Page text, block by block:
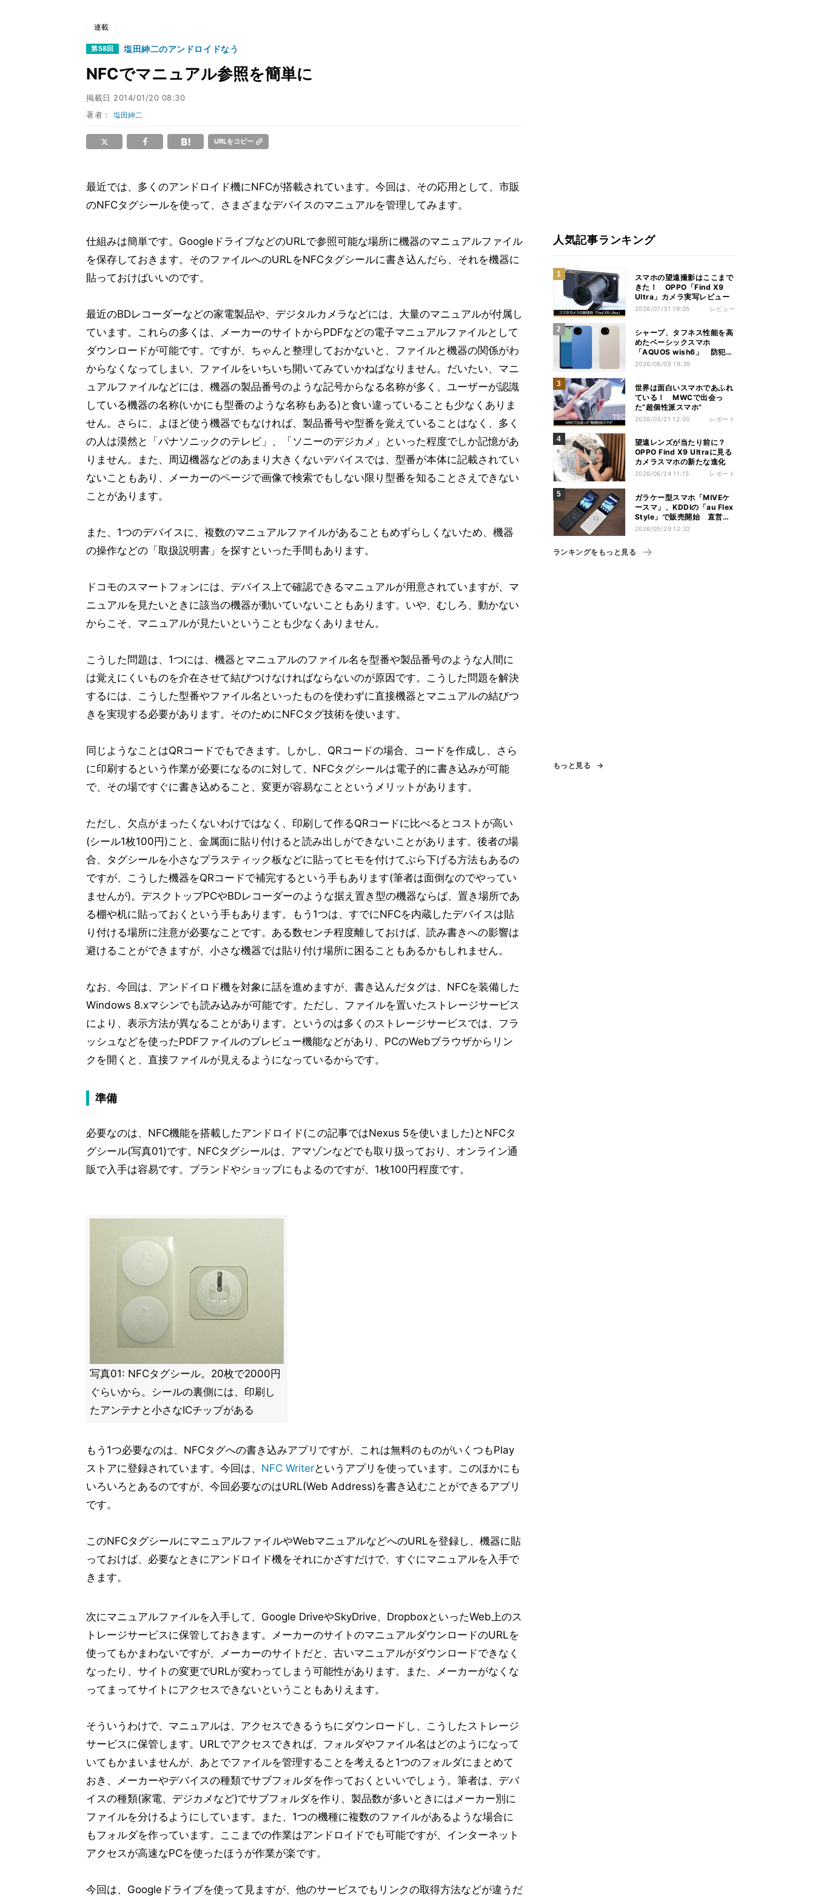
連載
第58回 塩田紳二のアンドロイドなう
NFCでマニュアル参照を簡単に
掲載日 2014/01/20 08:30
著者：塩田紳二
URLをコピー
最近では、多くのアンドロイド機にNFCが搭載されています。今回は、その応用として、市販
のNFCタグシールを使って、さまざまなデバイスのマニュアルを管理してみます。
仕組みは簡単です。GoogleドライブなどのURLで参照可能な場所に機器のマニュアルファイル
を保存しておきます。そのファイルへのURLをNFCタグシールに書き込んだら、それを機器に
貼っておけばいいのです。
最近のBDレコーダーなどの家電製品や、デジタルカメラなどには、大量のマニュアルが付属し
ています。これらの多くは、メーカーのサイトからPDFなどの電子マニュアルファイルとして
ダウンロードが可能です。ですが、ちゃんと整理しておかないと、ファイルと機器の関係がわ
からなくなってしまい、ファイルをいちいち開いてみていかねばなりません。だいたい、マニ
ュアルファイルなどには、機器の製品番号のような記号からなる名称が多く、ユーザーが認識
している機器の名称(いかにも型番のような名称もある)と食い違っていることも少なくありま
せん。さらに、よほど使う機器でもなければ、製品番号や型番を覚えていることはなく、多く
の人は漠然と「パナソニックのテレビ」、「ソニーのデジカメ」といった程度でしか記憶があ
りません。また、周辺機器などのあまり大きくないデバイスでは、型番が本体に記載されてい
ないこともあり、メーカーのページで画像で検索でもしない限り型番を知ることさえできない
ことがあります。
また、1つのデバイスに、複数のマニュアルファイルがあることもめずらしくないため、機器
の操作などの「取扱説明書」を探すといった手間もあります。
ドコモのスマートフォンには、デバイス上で確認できるマニュアルが用意されていますが、マ
ニュアルを見たいときに該当の機器が動いていないこともあります。いや、むしろ、動かない
からこそ、マニュアルが見たいということも少なくありません。
こうした問題は、1つには、機器とマニュアルのファイル名を型番や製品番号のような人間に
は覚えにくいものを介在させて結びつけなければならないのが原因です。こうした問題を解決
するには、こうした型番やファイル名といったものを使わずに直接機器とマニュアルの結びつ
きを実現する必要があります。そのためにNFCタグ技術を使います。
同じようなことはQRコードでもできます。しかし、QRコードの場合、コードを作成し、さら
に印刷するという作業が必要になるのに対して、NFCタグシールは電子的に書き込みが可能
で、その場ですぐに書き込めること、変更が容易なことというメリットがあります。
ただし、欠点がまったくないわけではなく、印刷して作るQRコードに比べるとコストが高い
(シール1枚100円)こと、金属面に貼り付けると読み出しができないことがあります。後者の場
合、タグシールを小さなプラスティック板などに貼ってヒモを付けてぶら下げる方法もあるの
ですが、こうした機器をQRコードで補完するという手もあります(筆者は面倒なのでやってい
ませんが)。デスクトップPCやBDレコーダーのような据え置き型の機器ならば、置き場所であ
る棚や机に貼っておくという手もあります。もう1つは、すでにNFCを内蔵したデバイスは貼
り付ける場所に注意が必要なことです。ある数センチ程度離しておけば、読み書きへの影響は
避けることができますが、小さな機器では貼り付け場所に困ることもあるかもしれません。
なお、今回は、アンドイロド機を対象に話を進めますが、書き込んだタグは、NFCを装備した
Windows 8.xマシンでも読み込みが可能です。ただし、ファイルを置いたストレージサービス
により、表示方法が異なることがあります。というのは多くのストレージサービスでは、フラ
ッシュなどを使ったPDFファイルのプレビュー機能などがあり、PCのWebブラウザからリン
クを開くと、直接ファイルが見えるようになっているからです。
準備
必要なのは、NFC機能を搭載したアンドロイド(この記事ではNexus 5を使いました)とNFCタ
グシール(写真01)です。NFCタグシールは、アマゾンなどでも取り扱っており、オンライン通
販で入手は容易です。ブランドやショップにもよるのですが、1枚100円程度です。
写真01: NFCタグシール。20枚で2000円
ぐらいから。シールの裏側には、印刷し
たアンテナと小さなICチップがある
もう1つ必要なのは、NFCタグへの書き込みアプリですが、これは無料のものがいくつもPlay
ストアに登録されています。今回は、 NFC Writerというアプリを使っています。このほかにも
いろいろとあるのですが、今回必要なのはURL(Web Address)を書き込むことができるアプリ
です。
このNFCタグシールにマニュアルファイルやWebマニュアルなどへのURLを登録し、機器に貼
っておけば、必要なときにアンドロイド機をそれにかざすだけで、すぐにマニュアルを入手で
きます。
次にマニュアルファイルを入手して、Google DriveやSkyDrive、DropboxといったWeb上のス
トレージサービスに保管しておきます。メーカーのサイトのマニュアルダウンロードのURLを
使ってもかまわないですが、メーカーのサイトだと、古いマニュアルがダウンロードできなく
なったり、サイトの変更でURLが変わってしまう可能性があります。また、メーカーがなくな
ってまってサイトにアクセスできないということもありえます。
そういうわけで、マニュアルは、アクセスできるうちにダウンロードし、こうしたストレージ
サービスに保管します。URLでアクセスできれば、フォルダやファイル名はどのようになって
いてもかまいませんが、あとでファイルを管理することを考えると1つのフォルダにまとめて
おき、メーカーやデバイスの種類でサブフォルダを作っておくといいでしょう。筆者は、デバ
イスの種類(家電、デジカメなど)でサブフォルダを作り、製品数が多いときにはメーカー別に
ファイルを分けるようにしています。また、1つの機種に複数のファイルがあるような場合に
もフォルダを作っています。ここまでの作業はアンドロイドでも可能ですが、インターネット
アクセスが高速なPCを使ったほうが作業が楽です。
今回は、Googleドライブを使って見ますが、他のサービスでもリンクの取得方法などが違うだ
人気記事ランキング
スマホの望遠撮影はここまで
きた！ OPPO「Find X9
Ultra」カメラ実写レビュー
2026/07/31 19:05 レビュー
シャープ、タフネス性能を高
めたベーシックスマホ
「AQUOS wish6」 防犯性
能も充実
2026/08/05 18:39
世界は面白いスマホであふれ
ている！ MWCで出会っ
た“超個性派スマホ”
2026/03/21 12:00 レポート
望遠レンズが当たり前に？
OPPO Find X9 Ultraに見る
カメラスマホの新たな進化
2026/06/24 11:15 レポート
ガラケー型スマホ「MIVEケ
ースマ」、KDDIの「au Flex
Style」で販売開始 直営店
では実機の展示も
2026/05/29 12:32
ランキングをもっと見る
もっと見る